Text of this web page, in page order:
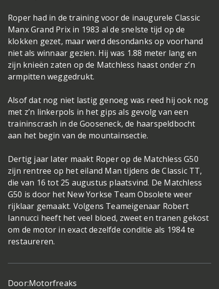
Roper had in de training voor de inaugurele Classic
Manx Grand Prix in 1983 al de snelste tijd op de
klokken gezet, maar werd desondanks op voorhand
niet als winnaar gezien. Hij was 1.88 meter lang en
zijn knieën zaten op de Matchless haast onder z’n
armpitten weggedrukt.
Alsof dat nog niet lastig genoeg was reed hij ook nog
met z’n linkerpols in het gips als gevolg van een
traininscrash in de Gooseneck, de haarspeldbocht
aan het begin van de mountainsectie.
Dertig jaar later maakt Roper op de Matchless G50
zijn rentree op het eiland Man tijdens de Classic TT,
die van 16 tot 25 augustus plaatsvind. De Matchless
G50 is door het New Yorkse Team Obsolete weer
rijklaar gemaakt. Volgens Teameigenaar Robert
Iannucci heeft het veel bloed, zweet en tranen gekost
om de motor in exact dezelfde conditie als 1984 te
restaureren.
Door:Motorfreaks